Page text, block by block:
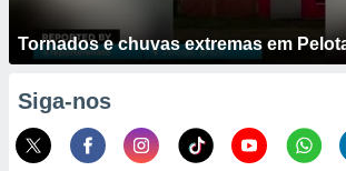
Tornados e chuvas extremas em
Siga-nos